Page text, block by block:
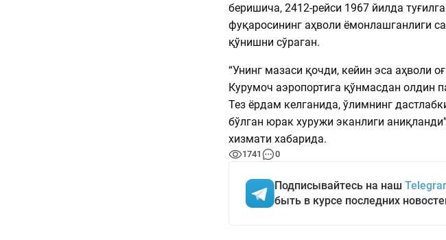
беришича, 2412-рейси 1967 йилда
фуқаросининг аҳволи ёмонлашганлиги
қўнишни сўраган.
“Унинг мазаси қочди, кейин эса аҳволи
Курумоч аэропортига қўнмасдан олдин
Тез ёрдам келганида, ўлимнинг
бўлган юрак хуружи эканлиги
хизмати хабарида.
1741 0
Подписывайтесь на наш
быть в курсе последних